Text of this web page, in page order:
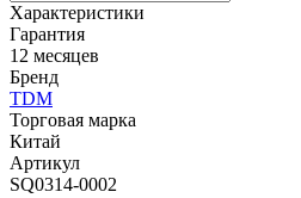
Характеристики
Гарантия
12 месяцев
Бренд
TDM
Торговая марка
Китай
Артикул
SQ0314-0002